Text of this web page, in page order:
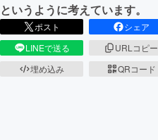
というように考えています。
ポスト
シェア
LINEで送る
URLコピー
埋め込み
QRコード